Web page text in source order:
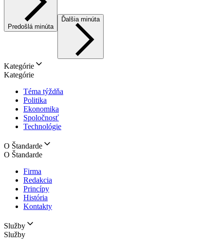
Predošlá minúta
Ďalšia minúta
Kategórie
Kategórie
Téma týždňa
Politika
Ekonomika
Spoločnosť
Technológie
O Štandarde
O Štandarde
Firma
Redakcia
Princípy
História
Kontakty
Služby
Služby